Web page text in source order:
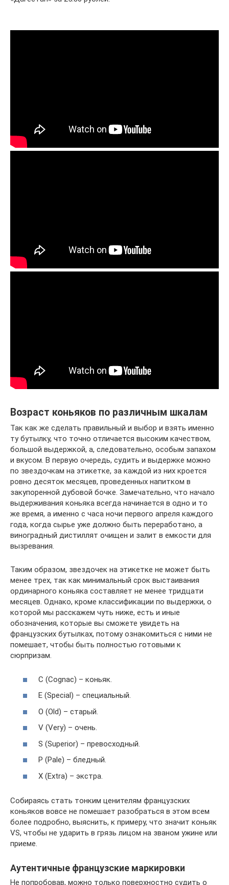
Возраст коньяков по различным шкалам
Так как же сделать правильный и выбор и взять именно
ту бутылку, что точно отличается высоким качеством,
большой выдержкой, а, следовательно, особым запахом
и вкусом. В первую очередь, судить и выдержке можно
по звездочкам на этикетке, за каждой из них кроется
ровно десяток месяцев, проведенных напитком в
закупоренной дубовой бочке. Замечательно, что начало
выдерживания коньяка всегда начинается в одно и то
же время, а именно с часа ночи первого апреля каждого
года, когда сырье уже должно быть переработано, а
виноградный дистиллят очищен и залит в емкости для
вызревания.
Таким образом, звездочек на этикетке не может быть
менее трех, так как минимальный срок выстаивания
ординарного коньяка составляет не менее тридцати
месяцев. Однако, кроме классификации по выдержки, о
которой мы расскажем чуть ниже, есть и иные
обозначения, которые вы сможете увидеть на
французских бутылках, потому ознакомиться с ними не
помешает, чтобы быть полностью готовыми к
сюрпризам.
С (Cognac) – коньяк.
Е (Special) – специальный.
О (Old) – старый.
V (Very) – очень.
S (Superior) – превосходный.
P (Pale) – бледный.
Х (Extra) – экстра.
Собираясь стать тонким ценителям французских
коньяков вовсе не помешает разобраться в этом всем
более подробно, выяснить, к примеру, что значит коньяк
VS, чтобы не ударить в грязь лицом на званом ужине или
приеме.
Аутентичные французские маркировки
Не попробовав, можно только поверхностно судить о